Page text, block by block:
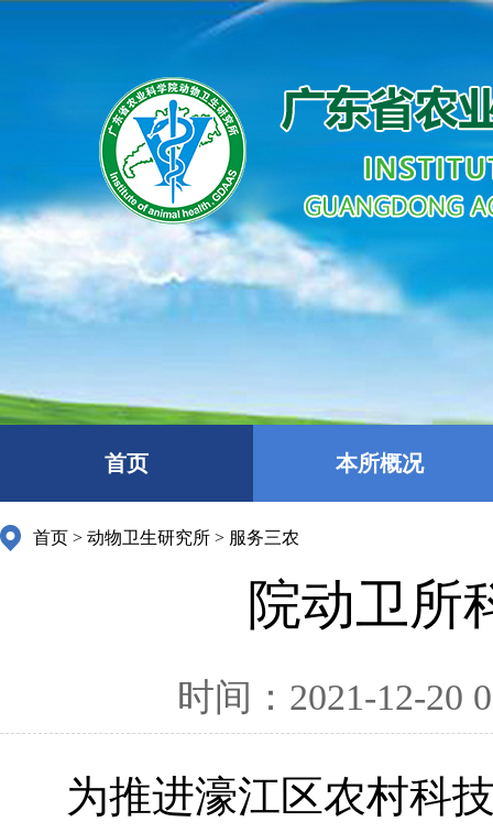
首页 本所概况
首页 > 动物卫生研究所 > 服务三农
院动卫所
时间：2021-12-20
为推进濠江区农村科